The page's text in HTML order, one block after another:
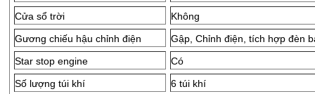
Cửa sổ trời
Không
Gương chiếu hậu chỉnh điện
Gập, Chỉnh điện, tích hợp đèn
Star stop engine
Có
Số lượng túi khí
6 túi khí